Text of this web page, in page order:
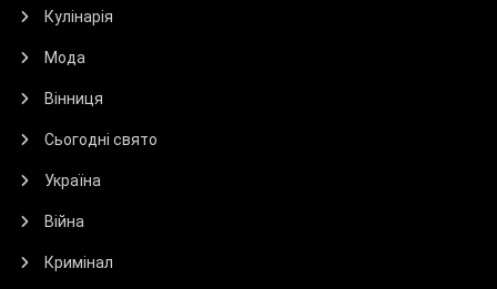
Кулінарія
Мода
Вінниця
Сьогодні свято
Україна
Війна
Кримінал